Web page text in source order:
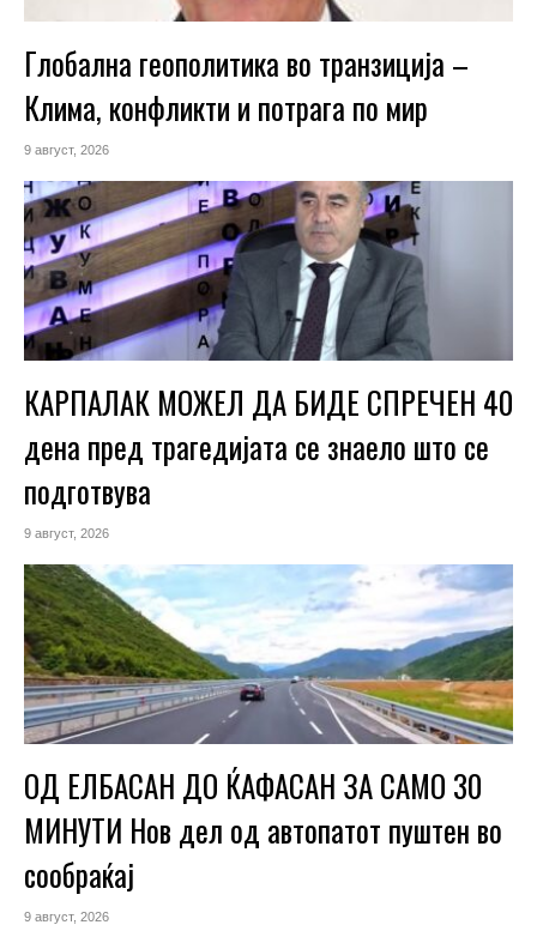
Глобална геополитика во транзиција –
Клима, конфликти и потрага по мир
9 август, 2026
КАРПАЛАК МОЖЕЛ ДА БИДЕ СПРЕЧЕН 40
дена пред трагедијата се знаело што се
подготвува
9 август, 2026
ОД ЕЛБАСАН ДО ЌАФАСАН ЗА САМО 30
МИНУТИ Нов дел од автопатот пуштен во
сообраќај
9 август, 2026